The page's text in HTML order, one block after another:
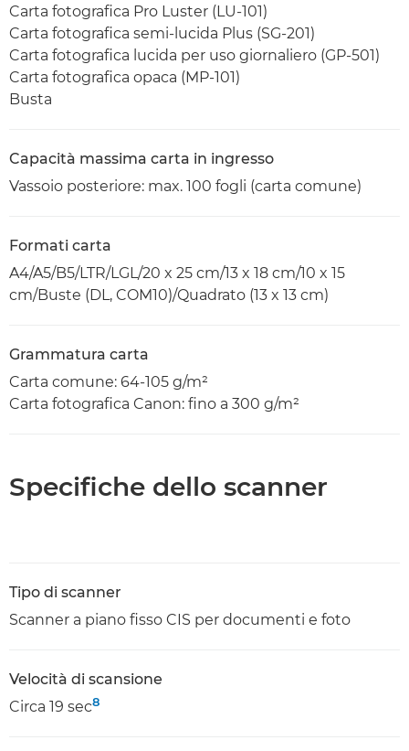
Carta fotografica Pro Luster (LU-101)
Carta fotografica semi-lucida Plus (SG-201)
Carta fotografica lucida per uso giornaliero (GP-501)
Carta fotografica opaca (MP-101)
Busta
Capacità massima carta in ingresso
Vassoio posteriore: max. 100 fogli (carta comune)
Formati carta
A4/A5/B5/LTR/LGL/20 x 25 cm/13 x 18 cm/10 x 15
cm/Buste (DL, COM10)/Quadrato (13 x 13 cm)
Grammatura carta
Carta comune: 64-105 g/m²
Carta fotografica Canon: fino a 300 g/m²
Specifiche dello scanner
Tipo di scanner
Scanner a piano fisso CIS per documenti e foto
Velocità di scansione
Circa 19 sec8